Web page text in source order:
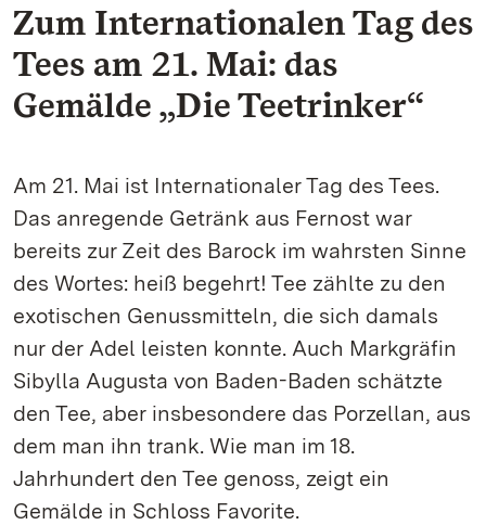
Zum Internationalen Tag des
Tees am 21. Mai: das
Gemälde „Die Teetrinker“
Am 21. Mai ist Internationaler Tag des Tees.
Das anregende Getränk aus Fernost war
bereits zur Zeit des Barock im wahrsten Sinne
des Wortes: heiß begehrt! Tee zählte zu den
exotischen Genussmitteln, die sich damals
nur der Adel leisten konnte. Auch Markgräfin
Sibylla Augusta von Baden-Baden schätzte
den Tee, aber insbesondere das Porzellan, aus
dem man ihn trank. Wie man im 18.
Jahrhundert den Tee genoss, zeigt ein
Gemälde in Schloss Favorite.